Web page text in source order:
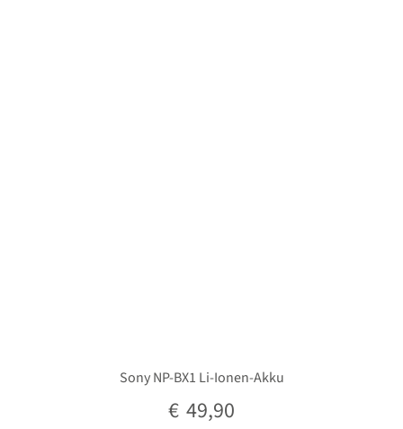
Sony NP-BX1 Li-Ionen-Akku
€ 49,90